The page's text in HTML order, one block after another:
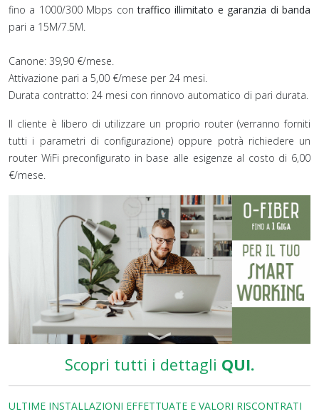
fino a 1000/300 Mbps con traffico illimitato e garanzia di banda
pari a 15M/7.5M.
Canone: 39,90 €/mese.
Attivazione pari a 5,00 €/mese per 24 mesi.
Durata contratto: 24 mesi con rinnovo automatico di pari durata.
Il cliente è libero di utilizzare un proprio router (verranno forniti
tutti i parametri di configurazione) oppure potrà richiedere un
router WiFi preconfigurato in base alle esigenze al costo di 6,00
€/mese.
Scopri tutti i dettagli QUI.
ULTIME INSTALLAZIONI EFFETTUATE E VALORI RISCONTRATI